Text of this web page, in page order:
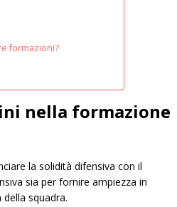
formazioni?
nella formazione
la solidità difensiva con il
sia per fornire ampiezza in
squadra.